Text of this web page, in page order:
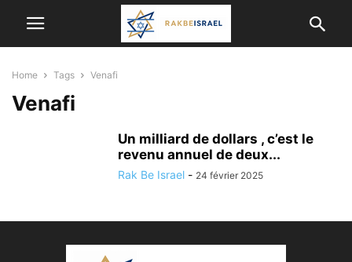
Home Tags Venafi
Venafi
Un milliard de dollars , c’est le
revenu annuel de deux...
Rak Be Israel - 24 février 2025